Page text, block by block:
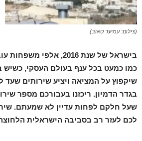
(צילום: עמיעד טאוב)
בישראל של שנת 2016, אלפי
כמו כמעט בכל ענף בעולם העסקי, כשיש
שיקפוץ על המציאה ויציע שירותים שעד
בגדר הדמיון. ריכזנו בעבורכם מספר
שעל חלקם לפחות עדיין לא שמעתם.
לכם לעזר רב בסביבה הישראלית